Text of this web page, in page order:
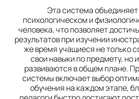
Уфа
на Бакалинской
Челябинск
на Комсомольском
проспекте
Чита
Эта система
психологическом и
человека, что позволяет
результатов при изучении
же время учащиеся не только
свои навыки по предмету, но
развиваются в общем плане.
системы включает выбор
обучения на каждом этапе,